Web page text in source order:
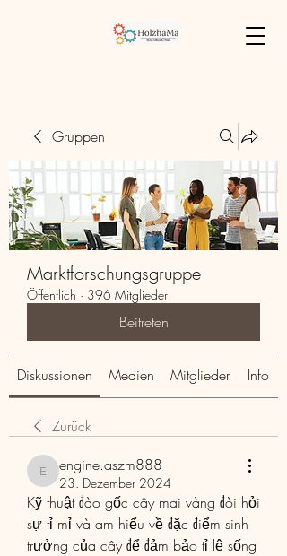
Gruppen
Marktforschungsgruppe
Öffentlich · 396 Mitglieder
Beitreten
Diskussionen Medien Mitglieder Info
Zurück
engine.aszm888
engine.aszm888
23. Dezember 2024
Kỹ thuật đào gốc cây mai vàng đòi hỏi
sự tỉ mỉ và am hiểu về đặc điểm sinh
trưởng của cây để đảm bảo tỉ lệ sống